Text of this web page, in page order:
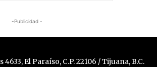
-Publicidad -
4633, El Paraíso, C.P. 22106 / Tijuana, B.C.